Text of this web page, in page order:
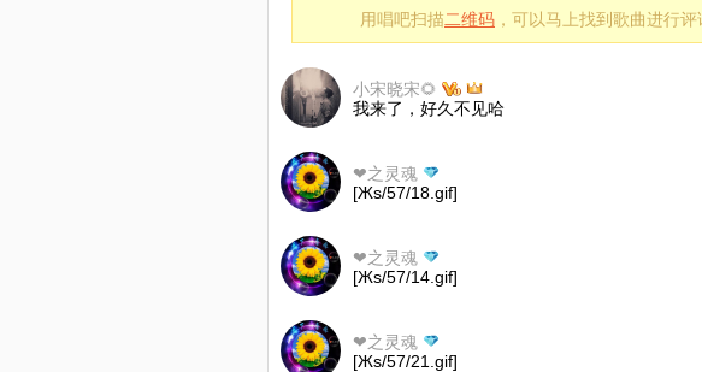
用唱吧扫描二维码 ，可以马上找到歌曲进行
小宋晓宋🌻
我来了，好久不见哈
❤之灵魂
[Жs/57/18.gif]
❤之灵魂
[Жs/57/14.gif]
❤之灵魂
[Жs/57/21.gif]